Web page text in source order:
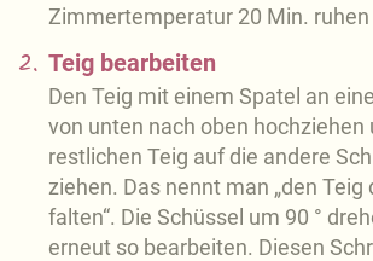
Zimmertemperatur 20 Min. ruhen
2. Teig bearbeiten
Den Teig mit einem Spatel an
von unten nach oben hochziehen
restlichen Teig auf die andere
ziehen. Das nennt man „den Teig
falten“. Die Schüssel um 90 °
erneut so bearbeiten. Diesen